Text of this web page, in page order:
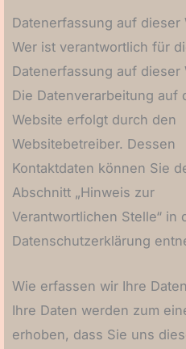
Datenerfassung auf dieser
Wer ist verantwortlich für
Datenerfassung auf dieser
Die Datenverarbeitung auf
Website erfolgt durch den
Websitebetreiber. Dessen
Kontaktdaten können Sie
Abschnitt „Hinweis zur
Verantwortlichen Stelle“ in
Datenschutzerklärung
Wie erfassen wir Ihre
Ihre Daten werden zum
erhoben, dass Sie uns